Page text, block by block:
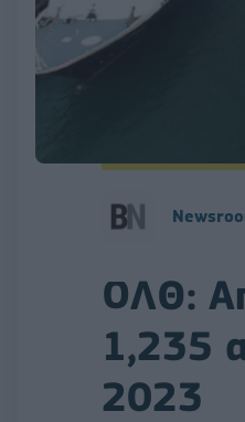
ΟΛΘ:
1,235
2023